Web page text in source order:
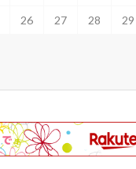
26 27 28 29